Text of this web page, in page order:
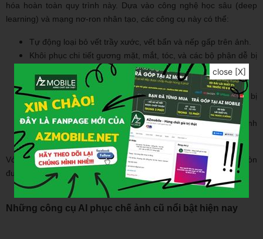
hóa hoàn toàn quy trình này. Dựa vào công nghệ học sâu (deep
learning) và mạng nơ-ron nhân tạo, các công cụ này có thể:
Tự động loại bỏ vết trầy xước, vết bẩn và nếp gấp trên ảnh.
Khôi phục chi tiết gương mặt, mắt, tóc, và các bộ phận dễ bị
Tô màu ảnh đen trắng một cách tự nhiên và chân thật.
Nâng cao độ phân giải, giúp ảnh sắc nét hơn dù bản gốc bị
mờ.
Tối ưu ánh sáng và độ tương phản, cải thiện tổng thể hình
ảnh.
Với những khả năng này, AI không chỉ giúp phục chế ảnh mà còn
đưa việc lưu giữ ký ức sang một kỷ nguyên hoàn toàn mới.
Những công cụ AI phục chế ảnh cũ nổi bật hiện nay
close [X]